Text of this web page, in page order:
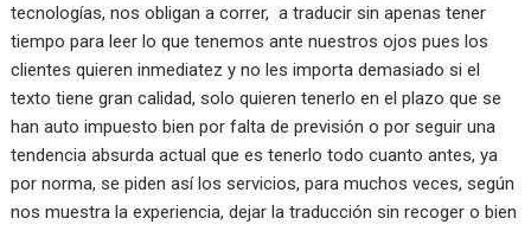
tecnologías, nos obligan a correr, a traducir sin apenas tener
tiempo para leer lo que tenemos ante nuestros ojos pues los
clientes quieren inmediatez y no les importa demasiado si el
texto tiene gran calidad, solo quieren tenerlo en el plazo que se
han auto impuesto bien por falta de previsión o por seguir una
tendencia absurda actual que es tenerlo todo cuanto antes, ya
por norma, se piden así los servicios, para muchos veces, según
nos muestra la experiencia, dejar la traducción sin recoger o bien